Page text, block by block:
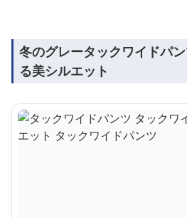
冬のグレータックワイドパ
る美シルエット